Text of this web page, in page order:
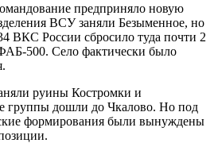
предприняло новую
ВСУ заняли Безыменное, но
ВКС России сбросило туда почти 2
500. Село фактически было
руины Костромки и
группы дошли до Чкалово. Но под
формирования были вынуждены